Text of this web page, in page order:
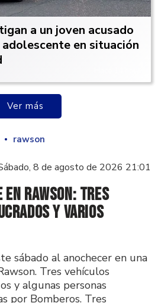
a un joven acusado
en situación
Ver más
rawson
8 de agosto de 2026 21:01
en Rawson: tres
y varios
sábado al anochecer en una
Tres vehículos
y algunas personas
por Bomberos. Tres